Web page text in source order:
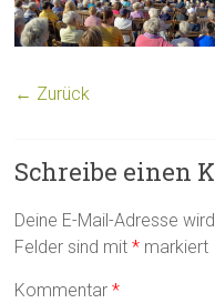
← Zurück
Schreibe einen
Deine E-Mail-Adresse
Felder sind mit* markiert
Kommentar*